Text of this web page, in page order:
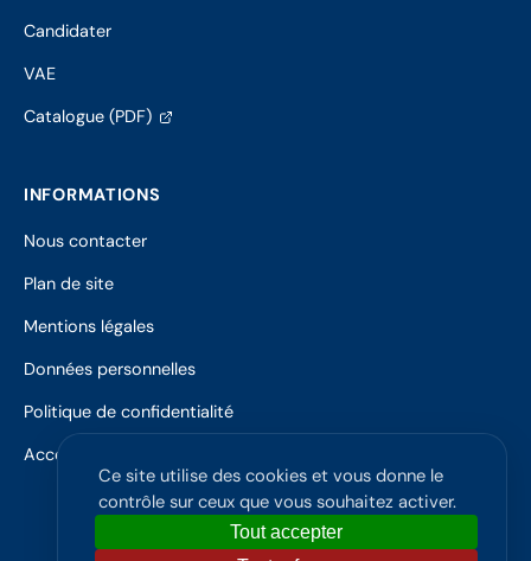
Candidater
VAE
Catalogue (PDF)(s'ouvre
nouvel
INFORMATIONS
Nous contacter
Plan de site
Mentions légales
Données personnelles
Politique de confidentialité
Accessibilité
Ce site utilise des cookies et vous donne le
contrôle sur ceux que vous souhaitez activer.
Tout accepter